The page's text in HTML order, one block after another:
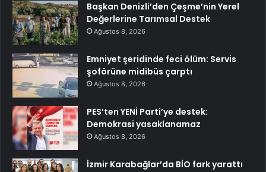
Başkan Denizli’den Çeşme’nin Yerel
Değerlerine Tarımsal Destek
Ağustos 8, 2026
Emniyet şeridinde feci ölüm: Servis
şoförüne midibüs çarptı
Ağustos 8, 2026
PES’ten YENİ Parti’ye destek:
Demokrasi yasaklanamaz
Ağustos 8, 2026
İzmir Karabağlar’da BİO fark yarattı